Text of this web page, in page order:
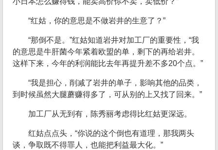
“红姑，你的意思是不做岩井的生意了？”
“那倒不是。”红姑知道岩井对加工厂的重要性，“我
的意思是牛肝菌今年紧着欧盟的单，剩下的再给岩井。
这样下来，今年的利润能比去年再提升差不多20个点。”
“我是担心，削减了岩井的单子，影响其他的品类，
到时候虽然大腿蘑赚得多了，可从别的上又找了回来。”
加工厂从无到有，陈秀丽考虑得比红姑更深远。
红姑点点头，“你说的这个倒也有道理，那我两头
谈，争取既不得罪人，也能把利益最大化。”